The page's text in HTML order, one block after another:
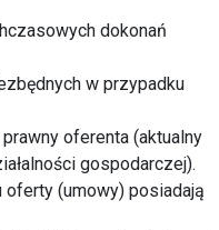
dokonań
w przypadku
oferenta (aktualny
gospodarczej).
oferty (umowy) posiadają